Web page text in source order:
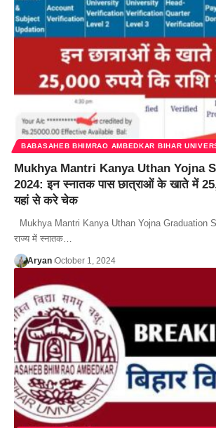
BABASAHEB BHIMRAO AMBEDKAR BIHAR
Mukhya Mantri Kanya Uthan Yojna
2024: इन स्नातक पास छात्राओं के खाते में
यहां से करे चेक
Mukhya Mantri Kanya Uthan Yojna Graduation
राज्य में स्नातक…
Aryan October 1, 2024